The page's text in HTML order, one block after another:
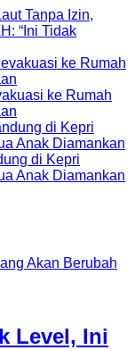
Tanpa Izin,
“Ini Tidak
ke Rumah
di Kepri
Anak Diamankan
Level, Ini